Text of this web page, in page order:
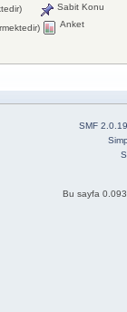
Sabit Konu
Anket
SMF 2.0.19
Bu sayfa